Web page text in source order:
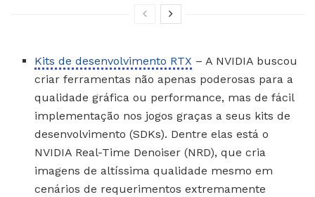
Kits de desenvolvimento RTX – A NVIDIA buscou
criar ferramentas não apenas poderosas para a
qualidade gráfica ou performance, mas de fácil
implementação nos jogos graças a seus kits de
desenvolvimento (SDKs). Dentre elas está o
NVIDIA Real-Time Denoiser (NRD), que cria
imagens de altíssima qualidade mesmo em
cenários de requerimentos extremamente